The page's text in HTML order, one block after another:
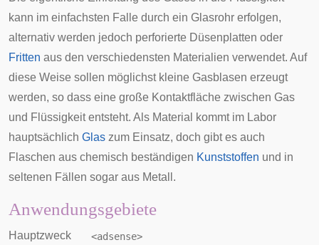
kann im einfachsten Falle durch ein Glasrohr erfolgen,
alternativ werden jedoch perforierte Düsenplatten oder
Fritten aus den verschiedensten Materialien verwendet. Auf
diese Weise sollen möglichst kleine Gasblasen erzeugt
werden, so dass eine große Kontaktfläche zwischen Gas
und Flüssigkeit entsteht. Als Material kommt im Labor
hauptsächlich Glas zum Einsatz, doch gibt es auch
Flaschen aus chemisch beständigen Kunststoffen und in
seltenen Fällen sogar aus Metall.
Anwendungsgebiete
<adsense>
Hauptzweck